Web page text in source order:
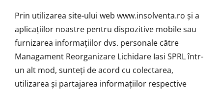
Prin utilizarea site-ului web www.insolventa.ro şi a
aplicaţiilor noastre pentru dispozitive mobile sau
furnizarea informaţiilor dvs. personale către
Managament Reorganizare Lichidare Iasi SPRL într-
un alt mod, sunteţi de acord cu colectarea,
utilizarea şi partajarea informaţiilor respective